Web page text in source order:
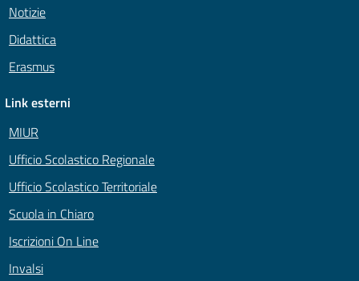
Notizie
Didattica
Erasmus
Link esterni
MIUR
Ufficio Scolastico Regionale
Ufficio Scolastico Territoriale
Scuola in Chiaro
Iscrizioni On Line
Invalsi